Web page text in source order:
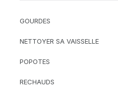
GOURDES
NETTOYER SA VAISSELLE
POPOTES
RECHAUDS